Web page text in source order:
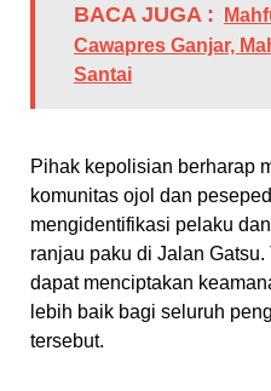
BACA JUGA :
Cawapres Ganjar,
Santai
Pihak kepolisian berharap
komunitas ojol dan
mengidentifikasi pelaku
ranjau paku di Jalan
dapat menciptakan
lebih baik bagi seluruh
tersebut.